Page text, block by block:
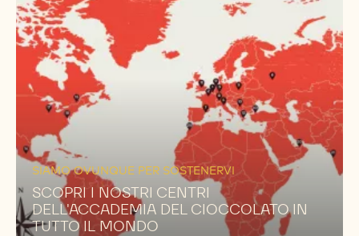
SIAMO OVUNQUE PER SOSTENERVI
SCOPRI I NOSTRI CENTRI
DELL'ACCADEMIA DEL CIOCCOLATO IN
TUTTO IL MONDO
SCOPRI
DI
PIÙ
DI
PIÙ